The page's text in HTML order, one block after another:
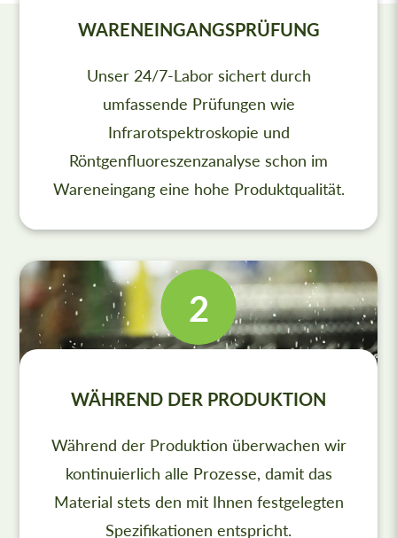
WARENEINGANGSPRÜFUNG
Unser 24/7-Labor sichert durch
umfassende Prüfungen wie
Infrarotspektroskopie und
Röntgenfluoreszenzanalyse schon im
Wareneingang eine hohe Produktqualität.
WÄHREND DER PRODUKTION
Während der Produktion überwachen wir
kontinuierlich alle Prozesse, damit das
Material stets den mit Ihnen festgelegten
Spezifikationen entspricht.